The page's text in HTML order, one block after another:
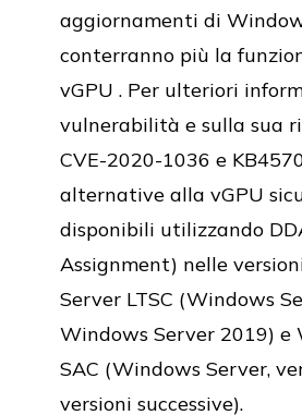
aggiornamenti di
conterranno più la
vGPU . Per ulteriori
vulnerabilità e sulla sua
CVE-2020-1036 e
alternative alla vGPU
disponibili utilizzando
Assignment) nelle
Server LTSC (Windows
Windows Server 2019) e
SAC (Windows Server,
versioni successive).